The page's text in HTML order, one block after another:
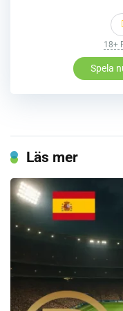
18+
Spela
Läs mer